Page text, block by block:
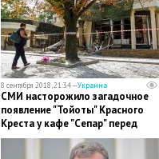
8 сентября 2018, 21:34 —Украина
СМИ насторожило загадочное
появление "Тойоты" Красного
Креста у кафе "Сепар" перед
убийством Захарченко